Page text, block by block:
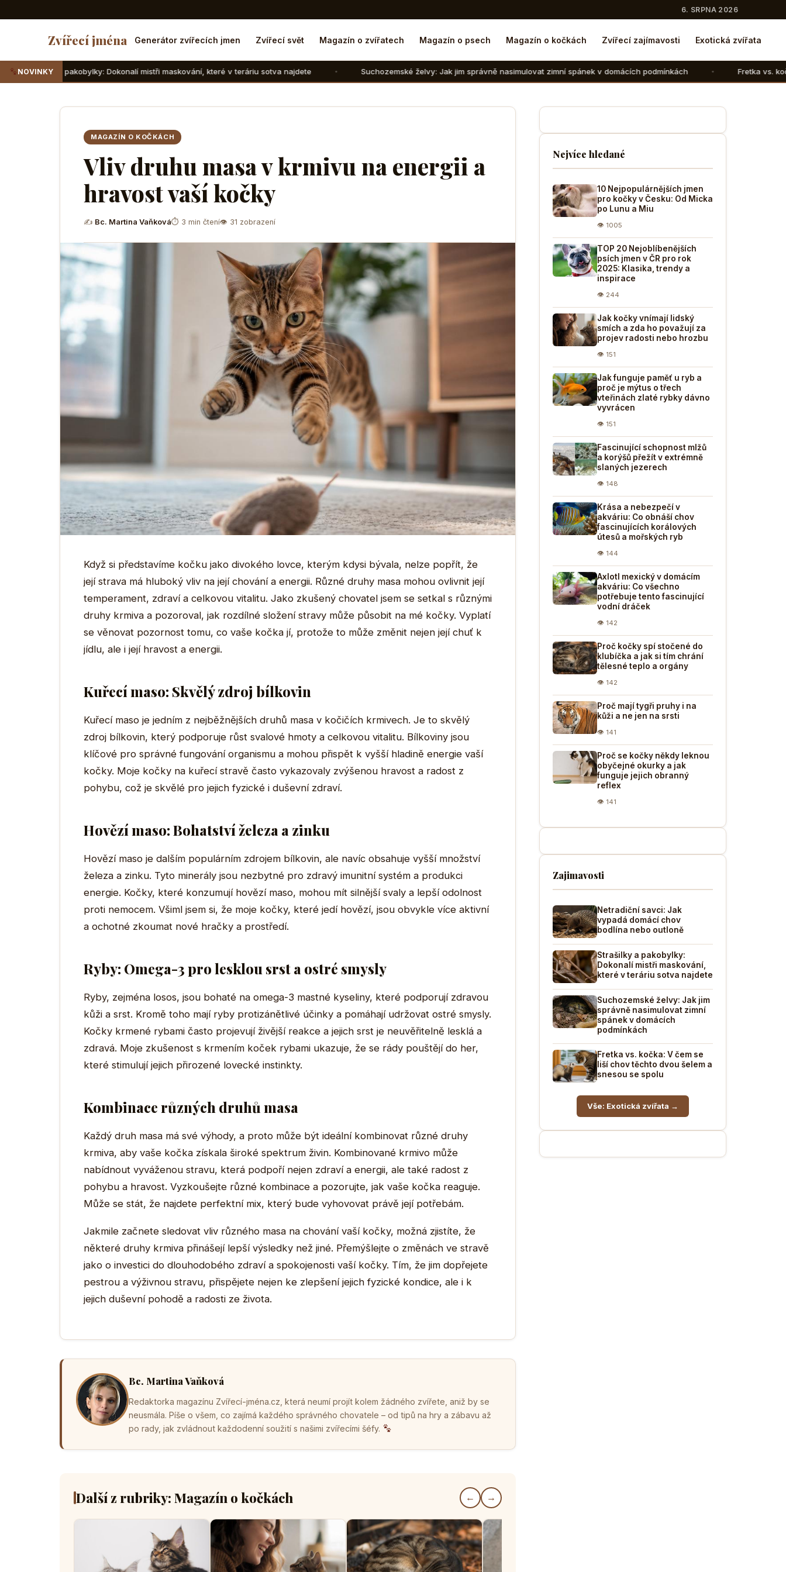
6. SRPNA 2026
Zvířecí jména Generátor zvířecích jmen Zvířecí svět Magazín o zvířatech Magazín o psech Magazín o kočkách Zvířecí zajímavosti Exotická zvířata
NOVINKYDokonalí mistři maskování, které v teráriu sotva najdete Suchozemské želvy: Jak jim správně nasimulovat zimní spánek v domácích podmínkách Fretka vs. kočka: V čem se
MAGAZÍN O KOČKÁCH
Vliv druhu masa v krmivu na energii a
hravost vaší kočky
✍ Bc. Martina Vaňková⏱ 3 min čtení👁 31 zobrazení
Když si představíme kočku jako divokého lovce, kterým kdysi bývala, nelze popřít, že
její strava má hluboký vliv na její chování a energii. Různé druhy masa mohou ovlivnit její
temperament, zdraví a celkovou vitalitu. Jako zkušený chovatel jsem se setkal s různými
druhy krmiva a pozoroval, jak rozdílné složení stravy může působit na mé kočky. Vyplatí
se věnovat pozornost tomu, co vaše kočka jí, protože to může změnit nejen její chuť k
jídlu, ale i její hravost a energii.
Kuřecí maso: Skvělý zdroj bílkovin
Kuřecí maso je jedním z nejběžnějších druhů masa v kočičích krmivech. Je to skvělý
zdroj bílkovin, který podporuje růst svalové hmoty a celkovou vitalitu. Bílkoviny jsou
klíčové pro správné fungování organismu a mohou přispět k vyšší hladině energie vaší
kočky. Moje kočky na kuřecí stravě často vykazovaly zvýšenou hravost a radost z
pohybu, což je skvělé pro jejich fyzické i duševní zdraví.
Hovězí maso: Bohatství železa a zinku
Hovězí maso je dalším populárním zdrojem bílkovin, ale navíc obsahuje vyšší množství
železa a zinku. Tyto minerály jsou nezbytné pro zdravý imunitní systém a produkci
energie. Kočky, které konzumují hovězí maso, mohou mít silnější svaly a lepší odolnost
proti nemocem. Všiml jsem si, že moje kočky, které jedí hovězí, jsou obvykle více aktivní
a ochotné zkoumat nové hračky a prostředí.
Ryby: Omega-3 pro lesklou srst a ostré smysly
Ryby, zejména losos, jsou bohaté na omega-3 mastné kyseliny, které podporují zdravou
kůži a srst. Kromě toho mají ryby protizánětlivé účinky a pomáhají udržovat ostré smysly.
Kočky krmené rybami často projevují živější reakce a jejich srst je neuvěřitelně lesklá a
zdravá. Moje zkušenost s krmením koček rybami ukazuje, že se rády pouštějí do her,
které stimulují jejich přirozené lovecké instinkty.
Kombinace různých druhů masa
Každý druh masa má své výhody, a proto může být ideální kombinovat různé druhy
krmiva, aby vaše kočka získala široké spektrum živin. Kombinované krmivo může
nabídnout vyváženou stravu, která podpoří nejen zdraví a energii, ale také radost z
pohybu a hravost. Vyzkoušejte různé kombinace a pozorujte, jak vaše kočka reaguje.
Může se stát, že najdete perfektní mix, který bude vyhovovat právě její potřebám.
Jakmile začnete sledovat vliv různého masa na chování vaší kočky, možná zjistíte, že
některé druhy krmiva přinášejí lepší výsledky než jiné. Přemýšlejte o změnách ve stravě
jako o investici do dlouhodobého zdraví a spokojenosti vaší kočky. Tím, že jim dopřejete
pestrou a výživnou stravu, přispějete nejen ke zlepšení jejich fyzické kondice, ale i k
jejich duševní pohodě a radosti ze života.
Bc. Martina Vaňková
Redaktorka magazínu Zvířecí-jména.cz, která neumí projít kolem žádného zvířete, aniž by se
neusmála. Píše o všem, co zajímá každého správného chovatele – od tipů na hry a zábavu až
po rady, jak zvládnout každodenní soužití s našimi zvířecími šéfy.
Další z rubriky: Magazín o kočkách ← →
Nejvíce hledané
10 Nejpopulárnějších jmen
pro kočky v Česku: Od Micka
po Lunu a Miu
👁 1005
TOP 20 Nejoblíbenějších
psích jmen v ČR pro rok
2025: Klasika, trendy a
inspirace
👁 244
Jak kočky vnímají lidský
smích a zda ho považují za
projev radosti nebo hrozbu
👁 151
Jak funguje paměť u ryb a
proč je mýtus o třech
vteřinách zlaté rybky dávno
vyvrácen
👁 151
Fascinující schopnost mlžů
a korýšů přežít v extrémně
slaných jezerech
👁 148
Krása a nebezpečí v
akváriu: Co obnáší chov
fascinujících korálových
útesů a mořských ryb
👁 144
Axlotl mexický v domácím
akváriu: Co všechno
potřebuje tento fascinující
vodní dráček
👁 142
Proč kočky spí stočené do
klubíčka a jak si tím chrání
tělesné teplo a orgány
👁 142
Proč mají tygři pruhy i na
kůži a ne jen na srsti
👁 141
Proč se kočky někdy leknou
obyčejné okurky a jak
funguje jejich obranný
reflex
👁 141
Zajimavosti
Netradiční savci: Jak
vypadá domácí chov
bodlína nebo outloně
Strašilky a pakobylky:
Dokonalí mistři maskování,
které v teráriu sotva najdete
Suchozemské želvy: Jak jim
správně nasimulovat zimní
spánek v domácích
podmínkách
Fretka vs. kočka: V čem se
liší chov těchto dvou šelem a
snesou se spolu
Vše: Exotická zvířata →